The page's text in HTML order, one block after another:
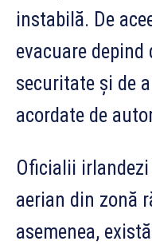
instabilă. De
evacuare
securitate și de
acordate de
Oficialii
aerian din zonă
asemenea,